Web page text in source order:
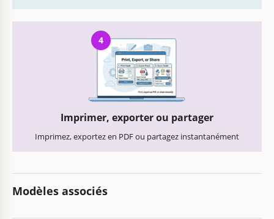
4
Imprimer, exporter ou partager
Imprimez, exportez en PDF ou partagez instantanément
Modèles associés